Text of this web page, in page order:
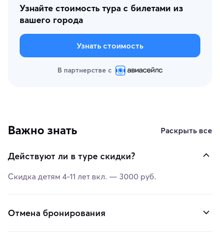
Узнайте стоимость тура с билетами из
вашего города
Узнать стоимость
В партнерстве с
Важно знать Раскрыть все
Действуют ли в туре скидки?
Скидка детям 4-11 лет вкл. — 3000 руб.
Отмена бронирования